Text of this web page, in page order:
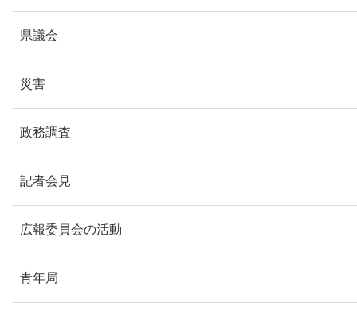
県議会
災害
政務調査
記者会見
広報委員会の活動
青年局